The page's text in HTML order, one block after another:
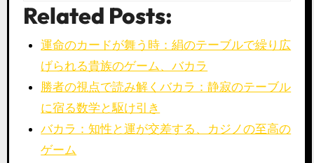
Related Posts:
運命のカードが舞う時：絹のテーブルで繰り広
げられる貴族のゲーム、バカラ
勝者の視点で読み解くバカラ：静寂のテーブル
に宿る数学と駆け引き
バカラ：知性と運が交差する、カジノの至高の
ゲーム